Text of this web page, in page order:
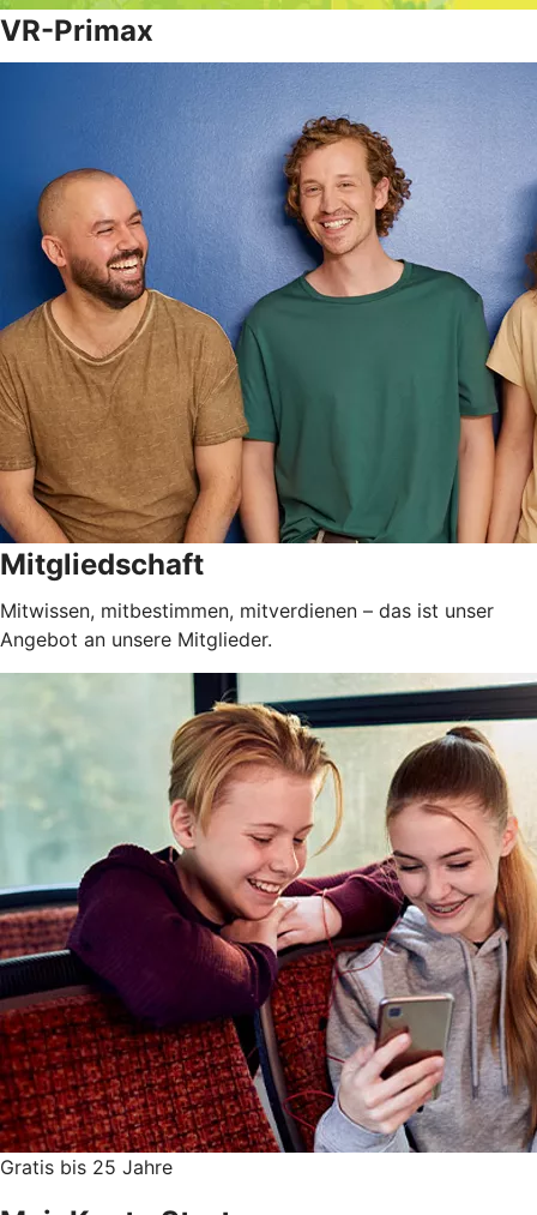
VR-Primax
Mitgliedschaft
Mitwissen, mitbestimmen, mitverdienen – das ist unser
Angebot an unsere Mitglieder.
Gratis bis 25 Jahre